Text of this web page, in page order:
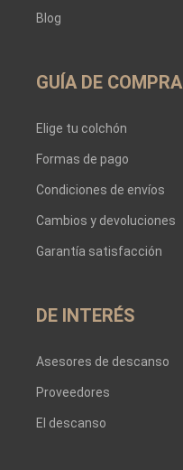
Blog
GUÍA DE COMPRA
Elige tu colchón
Formas de pago
Condiciones de envíos
Cambios y devoluciones
Garantía satisfacción
DE INTERÉS
Asesores de descanso
Proveedores
El descanso